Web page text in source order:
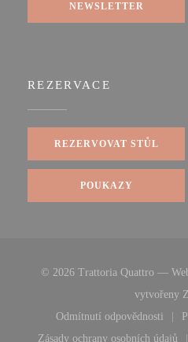
NEWSLETTER
REZERVACE
REZERVOVAT STŮL
POUKAZY
© 2026 Trattoria Quattro —
vytvořeny
Odmítnutí odpovědnosti
((otevře se v
Zásady ochrany osobních údajů